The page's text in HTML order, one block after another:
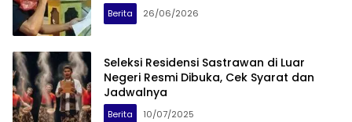
Berita 26/06/2026
Seleksi Residensi Sastrawan di Luar
Negeri Resmi Dibuka, Cek Syarat dan
Jadwalnya
Berita 10/07/2025